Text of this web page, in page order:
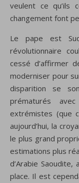
veulent ce qu’ils
changement font
Le pape est
révolutionnaire
cessé d’affirmer
moderniser pour
disparition se
prématurés
extrémistes (que
aujourd’hui, la
le plus grand
estimations plus
d’Arabie
place. Il est